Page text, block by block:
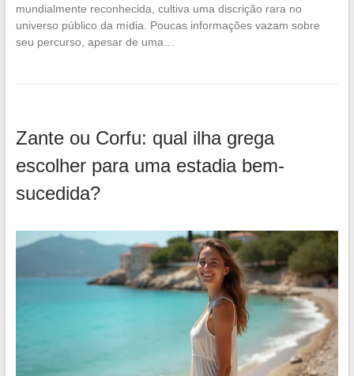
mundialmente reconhecida, cultiva uma discrição rara no
universo público da mídia. Poucas informações vazam sobre
seu percurso, apesar de uma…
Zante ou Corfu: qual ilha grega
escolher para uma estadia bem-
sucedida?